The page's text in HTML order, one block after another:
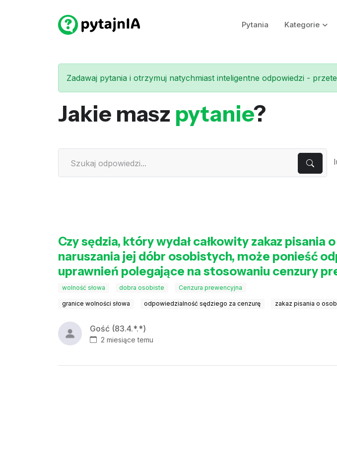
Pytania Kategorie
Zadawaj pytania i otrzymuj natychmiast inteligentne odpowiedzi -
Jakie masz pytanie?
Czy sędzia, który wydał całkowity zakaz pisania
naruszania jej dóbr osobistych, może ponieść
uprawnień polegające na stosowaniu cenzury
wolność słowa dobra osobiste Cenzura prewencyjna
granice wolności słowa odpowiedzialność sędziego za cenzurę zakaz pisania o
Gość (83.4.*.*)
2 miesiące temu